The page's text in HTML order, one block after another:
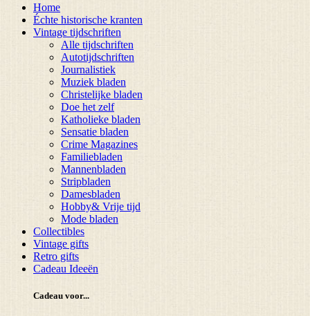
Home
Échte historische kranten
Vintage tijdschriften
Alle tijdschriften
Autotijdschriften
Journalistiek
Muziek bladen
Christelijke bladen
Doe het zelf
Katholieke bladen
Sensatie bladen
Crime Magazines
Familiebladen
Mannenbladen
Stripbladen
Damesbladen
Hobby& Vrije tijd
Mode bladen
Collectibles
Vintage gifts
Retro gifts
Cadeau Ideeën
Cadeau voor...